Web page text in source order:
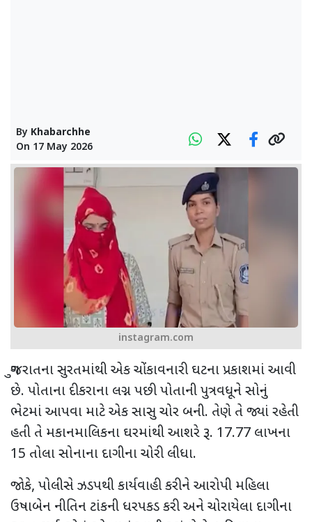
By Khabarchhe
On 17 May 2026
instagram.com
ગુજરાતના સુરતમાંથી એક ચોંકાવનારી ઘટના પ્રકાશમાં આવી
છે. પોતાના દીકરાના લગ્ન પછી પોતાની પુત્રવધૂને સોનું
ભેટમાં આપવા માટે એક સાસુ ચોર બની. તેણે તે જ્યાં રહેતી
હતી તે મકાનમાલિકના ઘરમાંથી આશરે રૂ. 17.77 લાખના
15 તોલા સોનાના દાગીના ચોરી લીધા.
જોકે, પોલીસે ઝડપથી કાર્યવાહી કરીને આરોપી મહિલા
ઉષાબેન નીતિન ટાંકની ધરપકડ કરી અને ચોરાયેલા દાગીના